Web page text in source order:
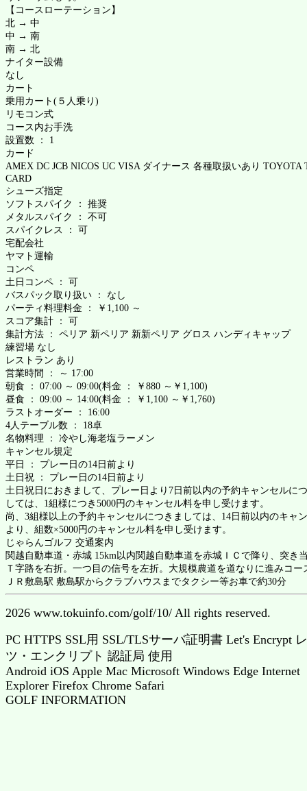
【コースローテーション】
北 → 中
中 → 南
南 → 北
ナイター設備
なし
カート
乗用カート(５人乗り)
リモコン式
コース内お手洗
設置数 ： 1
カード
AMEX DC JCB NICOS UC VISA ダイナース 各種取扱いあり TOYOTA
CARD
シューズ指定
ソフトスパイク ： 推奨
メタルスパイク ： 不可
スパイクレス ： 可
宅配会社
ヤマト運輸
コンペ
土日コンペ ： 可
バスパック取り扱い ： なし
パーティ料理料金 ： ￥1,100 ～
スコア集計 ： 可
集計方法 ： ペリア 新ペリア 新新ペリア グロス ハンディキャップ
練習場 なし
レストラン あり
営業時間 ： ～ 17:00
朝食 ： 07:00 ～ 09:00(料金 ： ￥880 ～￥1,100)
昼食 ： 09:00 ～ 14:00(料金 ： ￥1,100 ～￥1,760)
ラストオーダー ： 16:00
4人テーブル数 ： 18卓
名物料理 ： 冷やし海老塩ラーメン
キャンセル規定
平日 ： プレー日の14日前より
土日祝 ： プレー日の14日前より
土日祝日におきまして、プレー日より7日前以内の予約キャンセルに
しては、1組様につき5000円のキャンセル料を申し受けます。
尚、3組様以上の予約キャンセルにつきましては、14日前以内のキャ
より、組数×5000円のキャンセル料を申し受けます。
じゃらんゴルフ 交通案内
関越自動車道・赤城 15km以内関越自動車道を赤城ＩＣで降り、突き
Ｔ字路を右折。一つ目の信号を左折。大規模農道を道なりに進みコー
ＪＲ敷島駅 敷島駅からクラブハウスまでタクシー等お車で約30分
2026 www.tokuinfo.com/golf/10/ All rights reserved.
PC HTTPS SSL用 SSL/TLSサーバ証明書 Let's Encrypt
ツ・エンクリプト 認証局 使用
Android iOS Apple Mac Microsoft Windows Edge Internet
Explorer Firefox Chrome Safari
GOLF INFORMATION